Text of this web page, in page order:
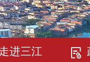
进三江